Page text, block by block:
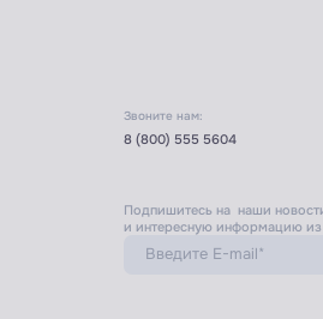
Звоните нам:
8 (800) 555 5604
Подпишитесь на наши
и интересную информацию